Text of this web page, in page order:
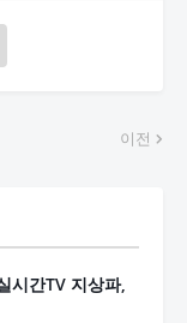
이전
시간TV 지상파,